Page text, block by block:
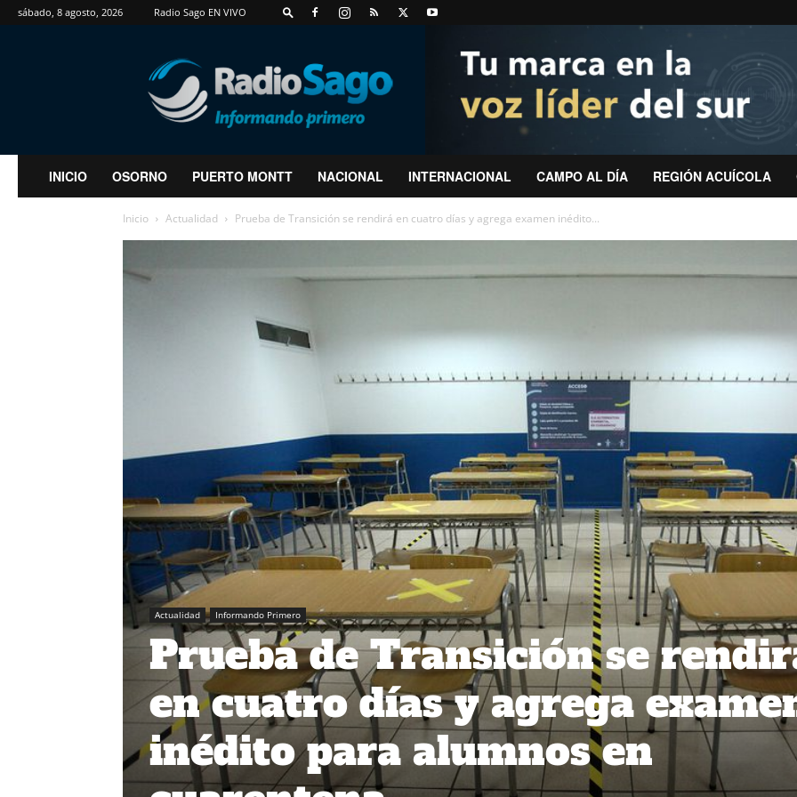
sábado, 8 agosto, 2026 Radio Sago EN VIVO
RadioSago
INICIO OSORNO PUERTO MONTT NACIONAL INTERNACIONAL CAMPO AL DÍA REGIÓN ACUÍCOLA
Inicio Actualidad Prueba de Transición se rendirá en cuatro días y agrega examen inédito...
Actualidad Informando Primero
Prueba de Transición se
en cuatro días y agrega
inédito para alumnos en